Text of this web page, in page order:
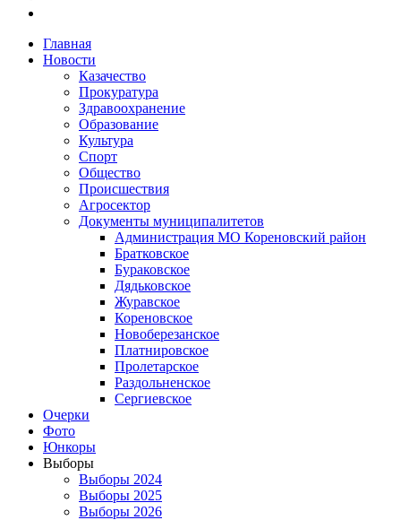
Главная
Новости
Казачество
Прокуратура
Здравоохранение
Образование
Культура
Спорт
Общество
Происшествия
Агросектор
Документы муниципалитетов
Администрация МО Кореновский район
Братковское
Бураковское
Дядьковское
Журавское
Кореновское
Новоберезанское
Платнировское
Пролетарское
Раздольненское
Сергиевское
Очерки
Фото
Юнкоры
Выборы
Выборы 2024
Выборы 2025
Выборы 2026